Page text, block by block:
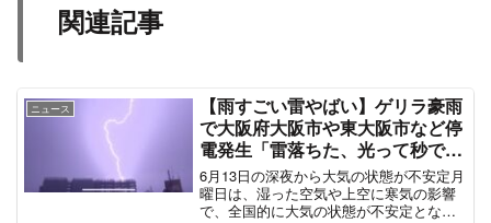
関連記事
ニュース
【雨すごい雷やばい】ゲリラ豪雨
で大阪府大阪市や東大阪市など停
電発生「雷落ちた、光って秒で音
鳴って家揺れた」#大阪停電 6月
14日
6月13日の深夜から大気の状態が不安定月
曜日は、湿った空気や上空に寒気の影響
で、全国的に大気の状態が不安定となり